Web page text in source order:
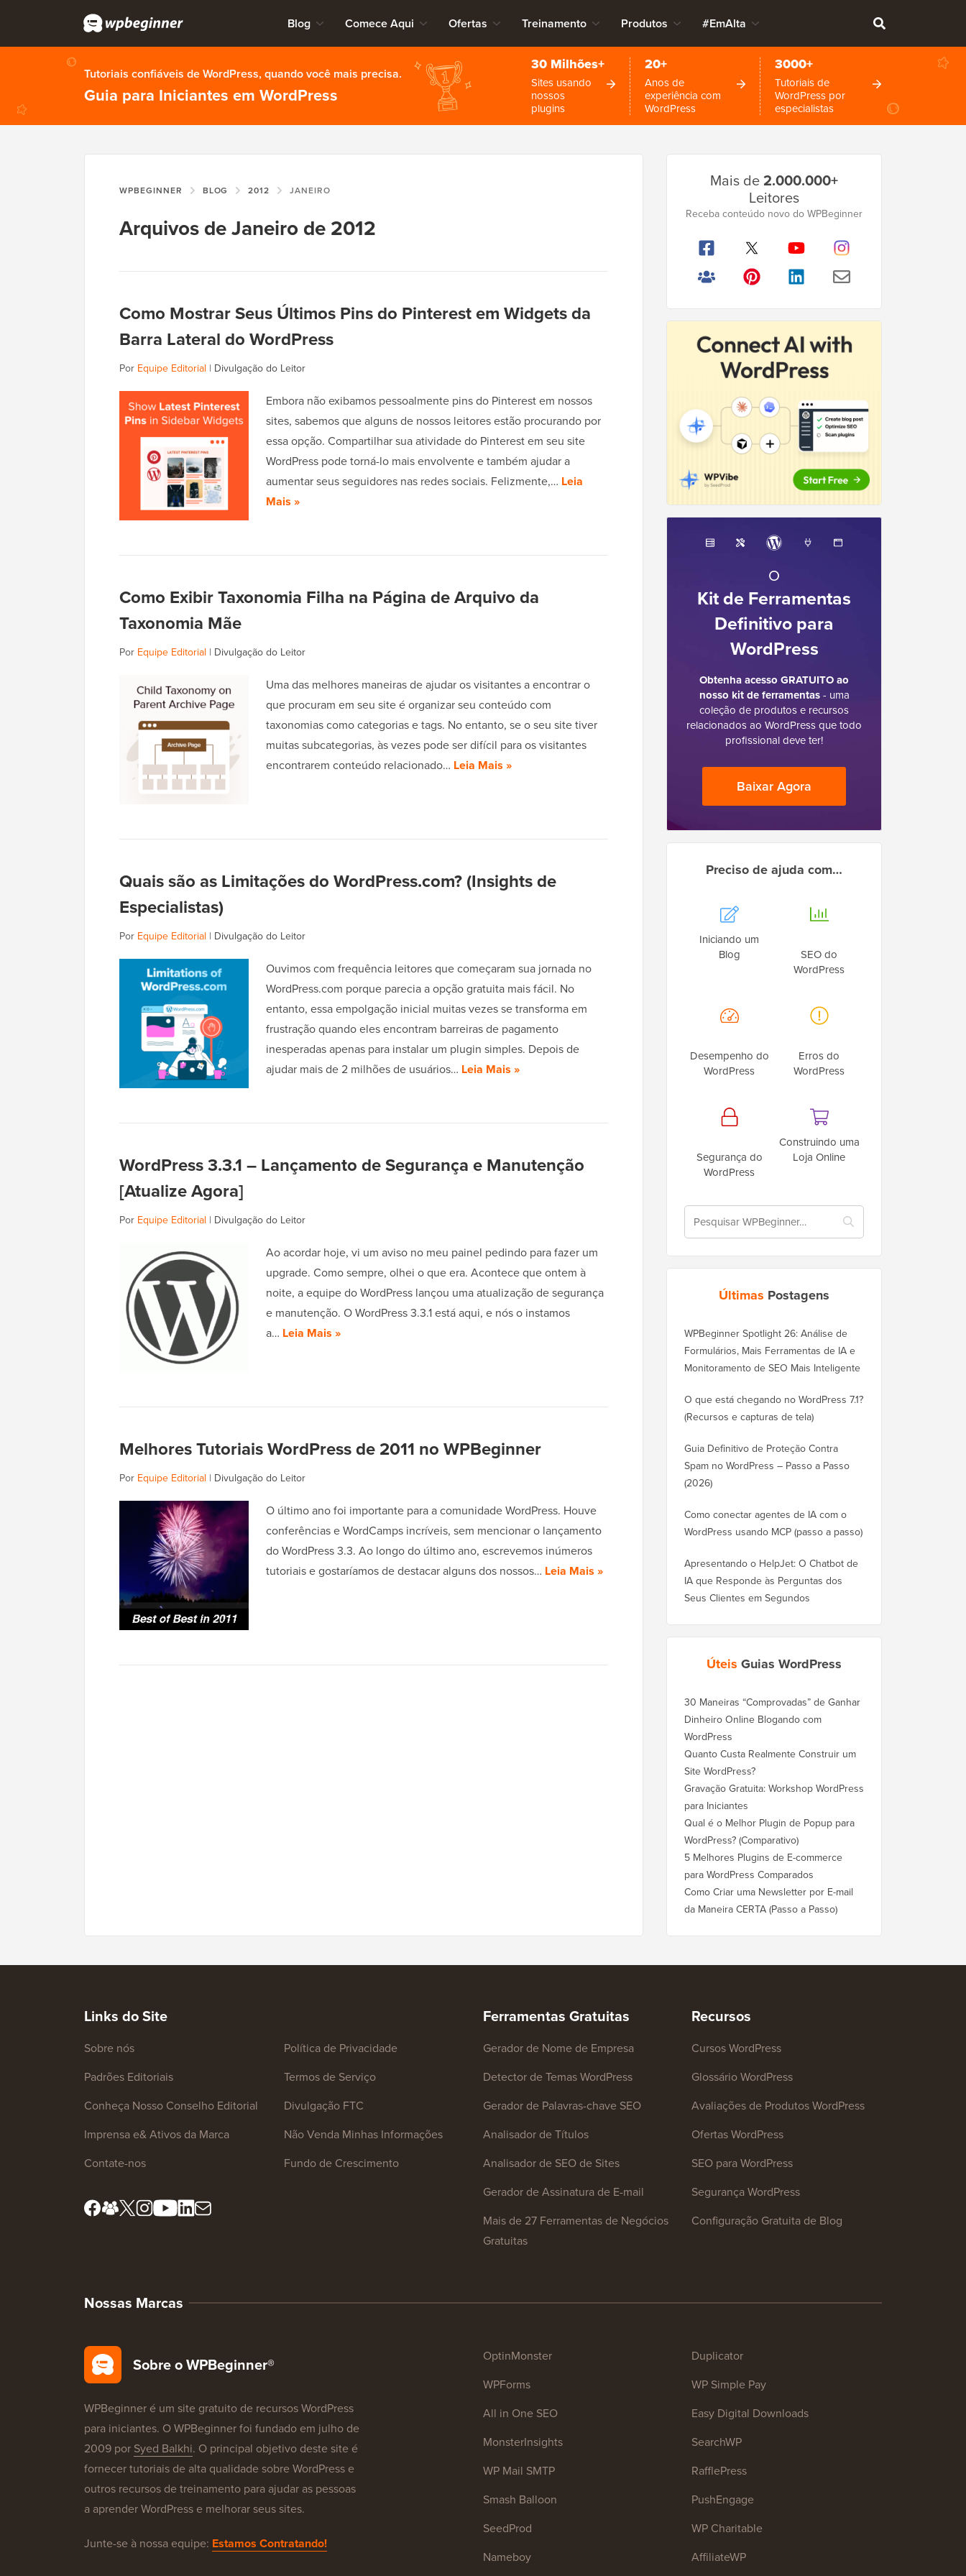
Blog Comece Aqui Ofertas Treinamento Produtos #EmAlta
Tutoriais confiáveis de WordPress, quando você mais precisa.
Guia para Iniciantes em WordPress
30 Milhões+
Sites usando
nossos
plugins
20+
Anos de
experiência com
WordPress
3000+
Tutoriais de
WordPress por
especialistas
WPBEGINNER BLOG 2012 JANEIRO
Arquivos de Janeiro de 2012
Como Mostrar Seus Últimos Pins do Pinterest em Widgets da
Barra Lateral do WordPress
Por Equipe Editorial | Divulgação do Leitor
Embora não exibamos pessoalmente pins do Pinterest em nossos
sites, sabemos que alguns de nossos leitores estão procurando por
essa opção. Compartilhar sua atividade do Pinterest em seu site
WordPress pode torná-lo mais envolvente e também ajudar a
aumentar seus seguidores nas redes sociais. Felizmente,… Leia
Mais »
Como Exibir Taxonomia Filha na Página de Arquivo da
Taxonomia Mãe
Por Equipe Editorial | Divulgação do Leitor
Uma das melhores maneiras de ajudar os visitantes a encontrar o
que procuram em seu site é organizar seu conteúdo com
taxonomias como categorias e tags. No entanto, se o seu site tiver
muitas subcategorias, às vezes pode ser difícil para os visitantes
encontrarem conteúdo relacionado… Leia Mais »
Quais são as Limitações do WordPress.com? (Insights de
Especialistas)
Por Equipe Editorial | Divulgação do Leitor
Ouvimos com frequência leitores que começaram sua jornada no
WordPress.com porque parecia a opção gratuita mais fácil. No
entanto, essa empolgação inicial muitas vezes se transforma em
frustração quando eles encontram barreiras de pagamento
inesperadas apenas para instalar um plugin simples. Depois de
ajudar mais de 2 milhões de usuários… Leia Mais »
WordPress 3.3.1 – Lançamento de Segurança e Manutenção
[Atualize Agora]
Por Equipe Editorial | Divulgação do Leitor
Ao acordar hoje, vi um aviso no meu painel pedindo para fazer um
upgrade. Como sempre, olhei o que era. Acontece que ontem à
noite, a equipe do WordPress lançou uma atualização de segurança
e manutenção. O WordPress 3.3.1 está aqui, e nós o instamos
a… Leia Mais »
Melhores Tutoriais WordPress de 2011 no WPBeginner
Por Equipe Editorial | Divulgação do Leitor
O último ano foi importante para a comunidade WordPress. Houve
conferências e WordCamps incríveis, sem mencionar o lançamento
do WordPress 3.3. Ao longo do último ano, escrevemos inúmeros
tutoriais e gostaríamos de destacar alguns dos nossos… Leia Mais »
Lateral
Principal
Mais de2.000.000+
Leitores
Receba conteúdo novo do WPBeginner
O
Kit de Ferramentas
Definitivo para
WordPress
Obtenha acesso GRATUITO ao
nosso kit de ferramentas- uma
coleção de produtos e recursos
relacionados ao WordPress que todo
profissional deve ter!
Baixar Agora
Preciso de ajuda com…
Iniciando um
Blog
SEO do
WordPress
Desempenho do
WordPress
Erros do
WordPress
Segurança do
WordPress
Construindo uma
Loja Online
Últimas Postagens
WPBeginner Spotlight 26: Análise de
Formulários, Mais Ferramentas de IA e
Monitoramento de SEO Mais Inteligente
O que está chegando no WordPress 7.1?
(Recursos e capturas de tela)
Guia Definitivo de Proteção Contra
Spam no WordPress – Passo a Passo
(2026)
Como conectar agentes de IA com o
WordPress usando MCP (passo a passo)
Apresentando o HelpJet: O Chatbot de
IA que Responde às Perguntas dos
Seus Clientes em Segundos
Úteis Guias WordPress
30 Maneiras “Comprovadas” de Ganhar
Dinheiro Online Blogando com
WordPress
Quanto Custa Realmente Construir um
Site WordPress?
Gravação Gratuita: Workshop WordPress
para Iniciantes
Qual é o Melhor Plugin de Popup para
WordPress? (Comparativo)
5 Melhores Plugins de E-commerce
para WordPress Comparados
Como Criar uma Newsletter por E-mail
da Maneira CERTA (Passo a Passo)
Links do Site
Sobre nós
Padrões Editoriais
Conheça Nosso Conselho Editorial
Imprensa e& Ativos da Marca
Contate-nos
Política de Privacidade
Termos de Serviço
Divulgação FTC
Não Venda Minhas Informações
Fundo de Crescimento
Ferramentas Gratuitas
Gerador de Nome de Empresa
Detector de Temas WordPress
Gerador de Palavras-chave SEO
Analisador de Títulos
Analisador de SEO de Sites
Gerador de Assinatura de E-mail
Mais de 27 Ferramentas de Negócios
Gratuitas
Recursos
Cursos WordPress
Glossário WordPress
Avaliações de Produtos WordPress
Ofertas WordPress
SEO para WordPress
Segurança WordPress
Configuração Gratuita de Blog
Nossas Marcas
Sobre o WPBeginner®
WPBeginner é um site gratuito de recursos WordPress
para iniciantes. O WPBeginner foi fundado em julho de
2009 por Syed Balkhi. O principal objetivo deste site é
fornecer tutoriais de alta qualidade sobre WordPress e
outros recursos de treinamento para ajudar as pessoas
a aprender WordPress e melhorar seus sites.
Junte-se à nossa equipe: Estamos Contratando!
OptinMonster
WPForms
All in One SEO
MonsterInsights
WP Mail SMTP
Smash Balloon
SeedProd
Nameboy
Duplicator
WP Simple Pay
Easy Digital Downloads
SearchWP
RafflePress
PushEngage
WP Charitable
AffiliateWP